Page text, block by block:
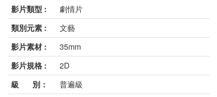
影片類型 :
劇情片
類別元素 :
文藝
影片素材 :
35mm
影片規格 :
2D
級 別：
普遍級